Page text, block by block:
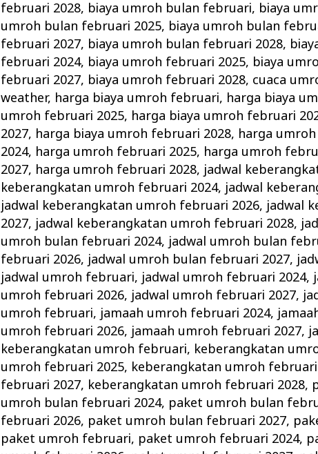
februari 2028, biaya umroh bulan februari, biaya
umroh bulan februari 2025, biaya umroh bulan
februari 2027, biaya umroh bulan februari 2028,
februari 2024, biaya umroh februari 2025, biaya
februari 2027, biaya umroh februari 2028, cuaca
weather, harga biaya umroh februari, harga biaya
umroh februari 2025, harga biaya umroh februari
2027, harga biaya umroh februari 2028, harga
2024, harga umroh februari 2025, harga umroh
2027, harga umroh februari 2028, jadwal
keberangkatan umroh februari 2024, jadwal
jadwal keberangkatan umroh februari 2026, jadwal
2027, jadwal keberangkatan umroh februari 2028,
umroh bulan februari 2024, jadwal umroh bulan
februari 2026, jadwal umroh bulan februari 2027,
jadwal umroh februari, jadwal umroh februari 2024,
umroh februari 2026, jadwal umroh februari 2027,
umroh februari, jamaah umroh februari 2024,
umroh februari 2026, jamaah umroh februari 2027,
keberangkatan umroh februari, keberangkatan
umroh februari 2025, keberangkatan umroh februari
februari 2027, keberangkatan umroh februari 2028,
umroh bulan februari 2024, paket umroh bulan
februari 2026, paket umroh bulan februari 2027,
paket umroh februari, paket umroh februari 2024,